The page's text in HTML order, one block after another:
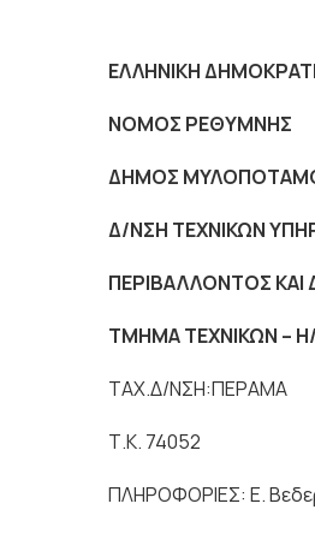
ΕΛΛΗΝΙΚΗ
ΝΟΜΟΣ ΡΕΘΥΜΝΗΣ
ΔΗΜΟΣ
Δ/ΝΣΗ ΤΕΧΝΙΚΩΝ
ΠΕΡΙΒΑΛΛΟΝΤΟΣ
ΤΜΗΜΑ ΤΕΧΝΙΚΩΝ –
ΤΑΧ.Δ/
Τ.Κ. 74052
ΠΛΗΡΟΦΟΡΙΕΣ: Ε.